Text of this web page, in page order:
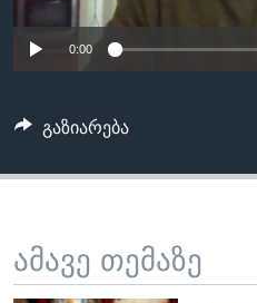
ᲡᲢᲣᲓᲘᲐ ᲕᲐᲨᲘᲜᲒᲢᲝᲜᲘ
ᲔᲙᲝᲜᲝᲛᲘᲙᲐ
ᲯᲐᲜᲛᲠᲗᲔᲚᲝᲑᲐ
ᲘᲜᲢᲔᲠᲕᲘᲣ
ᲙᲣᲚᲢᲣᲠᲐ
ᲓᲔᲖᲘᲜᲤᲝᲠᲛᲐᲪᲘᲐ
Learning English
0:00
გაზიარება
ამავე თემაზე